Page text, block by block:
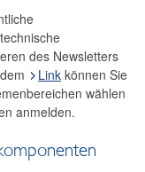
des Newsletters
Link können Sie
wählen
anmelden.